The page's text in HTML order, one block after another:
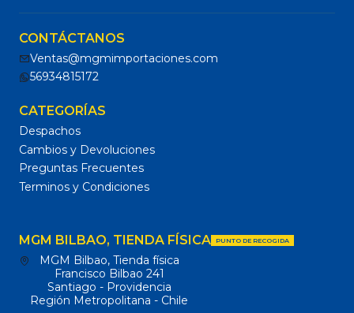
CONTÁCTANOS
Ventas@mgmimportaciones.com
56934815172
CATEGORÍAS
Despachos
Cambios y Devoluciones
Preguntas Frecuentes
Terminos y Condiciones
MGM BILBAO, TIENDA FÍSICA PUNTO DE RECOGIDA
MGM Bilbao, Tienda física
Francisco Bilbao 241
Santiago - Providencia
Región Metropolitana - Chile